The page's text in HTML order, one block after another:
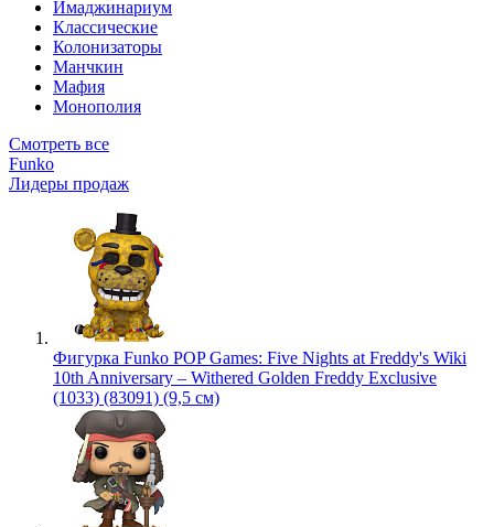
Имаджинариум
Классические
Колонизаторы
Манчкин
Мафия
Монополия
Смотреть все
Funko
Лидеры продаж
Фигурка Funko POP Games: Five Nights at Freddy's Wiki
10th Anniversary – Withered Golden Freddy Exclusive
(1033) (83091) (9,5 см)